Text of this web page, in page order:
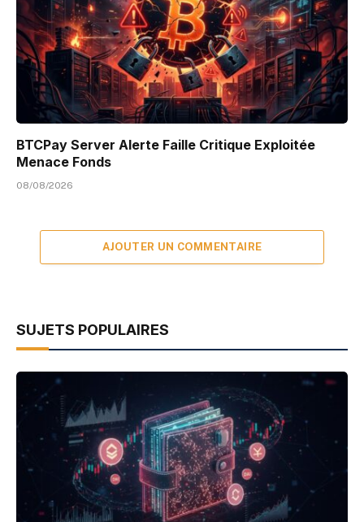
BTCPay Server Alerte Faille Critique Exploitée
Menace Fonds
08/08/2026
AJOUTER UN COMMENTAIRE
SUJETS POPULAIRES